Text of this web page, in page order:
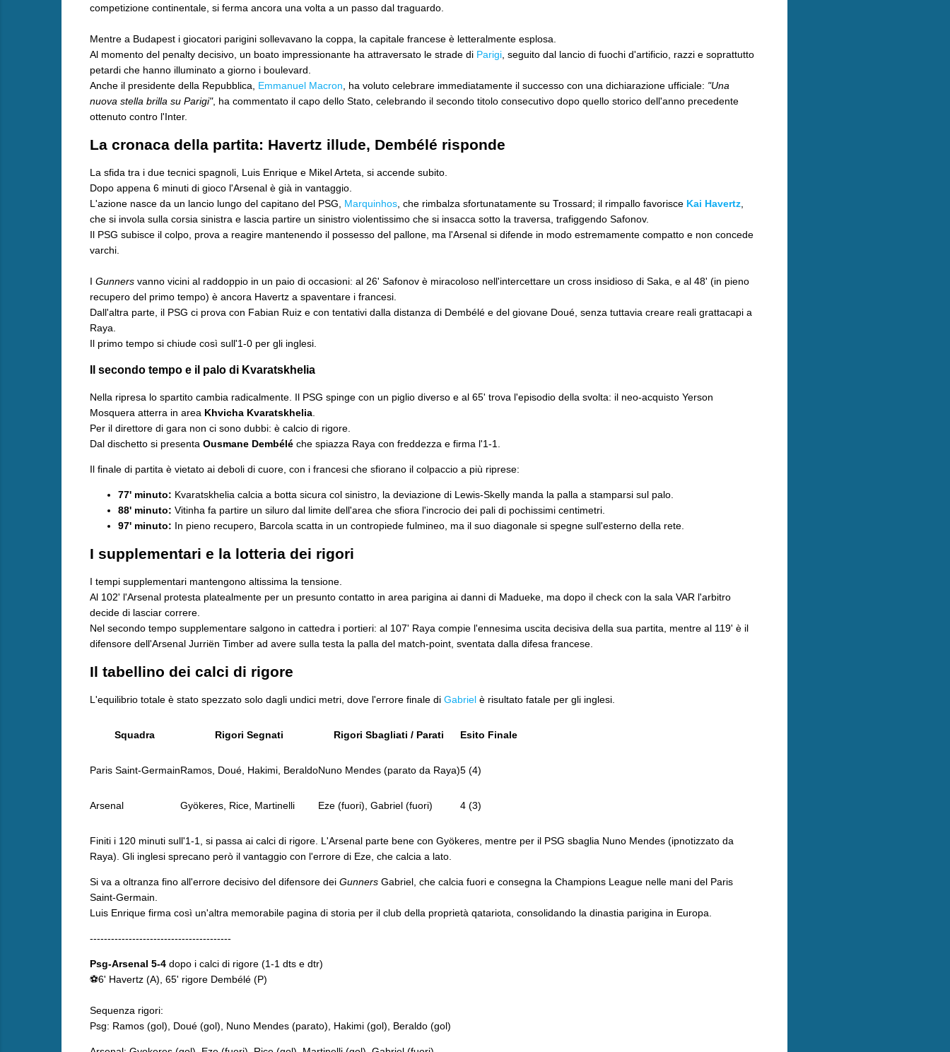
competizione continentale, si ferma ancora una volta a un passo dal traguardo.
Mentre a Budapest i giocatori parigini sollevavano la coppa, la capitale francese è letteralmente esplosa.
Al momento del penalty decisivo, un boato impressionante ha attraversato le strade di Parigi, seguito dal lancio di fuochi d'artificio, razzi e soprattutto
petardi che hanno illuminato a giorno i boulevard.
Anche il presidente della Repubblica, Emmanuel Macron, ha voluto celebrare immediatamente il successo con una dichiarazione ufficiale: "Una
nuova stella brilla su Parigi", ha commentato il capo dello Stato, celebrando il secondo titolo consecutivo dopo quello storico dell'anno precedente
ottenuto contro l'Inter.
La cronaca della partita: Havertz illude, Dembélé risponde
​La sfida tra i due tecnici spagnoli, Luis Enrique e Mikel Arteta, si accende subito.
Dopo appena 6 minuti di gioco l'Arsenal è già in vantaggio.
L'azione nasce da un lancio lungo del capitano del PSG, Marquinhos, che rimbalza sfortunatamente su Trossard; il rimpallo favorisce Kai Havertz,
che si invola sulla corsia sinistra e lascia partire un sinistro violentissimo che si insacca sotto la traversa, trafiggendo Safonov.
Il PSG subisce il colpo, prova a reagire mantenendo il possesso del pallone, ma l'Arsenal si difende in modo estremamente compatto e non concede
varchi.
I Gunnersvanno vicini al raddoppio in un paio di occasioni: al 26' Safonov è miracoloso nell'intercettare un cross insidioso di Saka, e al 48' (in pieno
recupero del primo tempo) è ancora Havertz a spaventare i francesi.
Dall'altra parte, il PSG ci prova con Fabian Ruiz e con tentativi dalla distanza di Dembélé e del giovane Doué, senza tuttavia creare reali grattacapi a
Raya.
Il primo tempo si chiude così sull'1-0 per gli inglesi.
​Il secondo tempo e il palo di Kvaratskhelia
​Nella ripresa lo spartito cambia radicalmente. Il PSG spinge con un piglio diverso e al 65' trova l'episodio della svolta: il neo-acquisto Yerson
Mosquera atterra in area Khvicha Kvaratskhelia.
Per il direttore di gara non ci sono dubbi: è calcio di rigore.
Dal dischetto si presenta Ousmane Dembéléche spiazza Raya con freddezza e firma l'1-1.
​Il finale di partita è vietato ai deboli di cuore, con i francesi che sfiorano il colpaccio a più riprese:
77' minuto: Kvaratskhelia calcia a botta sicura col sinistro, la deviazione di Lewis-Skelly manda la palla a stamparsi sul palo.
88' minuto: Vitinha fa partire un siluro dal limite dell'area che sfiora l'incrocio dei pali di pochissimi centimetri.
97' minuto: In pieno recupero, Barcola scatta in un contropiede fulmineo, ma il suo diagonale si spegne sull'esterno della rete.
​I supplementari e la lotteria dei rigori
​I tempi supplementari mantengono altissima la tensione.
Al 102' l'Arsenal protesta platealmente per un presunto contatto in area parigina ai danni di Madueke, ma dopo il check con la sala VAR l'arbitro
decide di lasciar correre.
Nel secondo tempo supplementare salgono in cattedra i portieri: al 107' Raya compie l'ennesima uscita decisiva della sua partita, mentre al 119' è il
difensore dell'Arsenal Jurriën Timber ad avere sulla testa la palla del match-point, sventata dalla difesa francese.
​Il tabellino dei calci di rigore
​L'equilibrio totale è stato spezzato solo dagli undici metri, dove l'errore finale di Gabrielè risultato fatale per gli inglesi.
Squadra Rigori Segnati Rigori Sbagliati / Parati Esito Finale
Paris Saint-GermainRamos, Doué, Hakimi, BeraldoNuno Mendes (parato da Raya)5 (4)
Arsenal Gyökeres, Rice, Martinelli Eze (fuori), Gabriel (fuori) 4 (3)
​Finiti i 120 minuti sull'1-1, si passa ai calci di rigore. L'Arsenal parte bene con Gyökeres, mentre per il PSG sbaglia Nuno Mendes (ipnotizzato da
Raya). Gli inglesi sprecano però il vantaggio con l'errore di Eze, che calcia a lato.
Si va a oltranza fino all'errore decisivo del difensore dei GunnersGabriel, che calcia fuori e consegna la Champions League nelle mani del Paris
Saint-Germain.
Luis Enrique firma così un'altra memorabile pagina di storia per il club della proprietà qatariota, consolidando la dinastia parigina in Europa.
----------------------------------------
Psg-Arsenal 5-4dopo i calci di rigore (1-1 dts e dtr)
⚽6' Havertz (A), 65' rigore Dembélé (P)
Sequenza rigori:
Psg: Ramos (gol), Doué (gol), Nuno Mendes (parato), Hakimi (gol), Beraldo (gol)